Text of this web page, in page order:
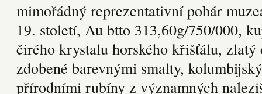
mimořádný reprezentativní pohár
19. století, Au btto 313,60g/750/000,
čirého krystalu horského křišťálu,
zdobené barevnými smalty,
přírodními rubíny z významných